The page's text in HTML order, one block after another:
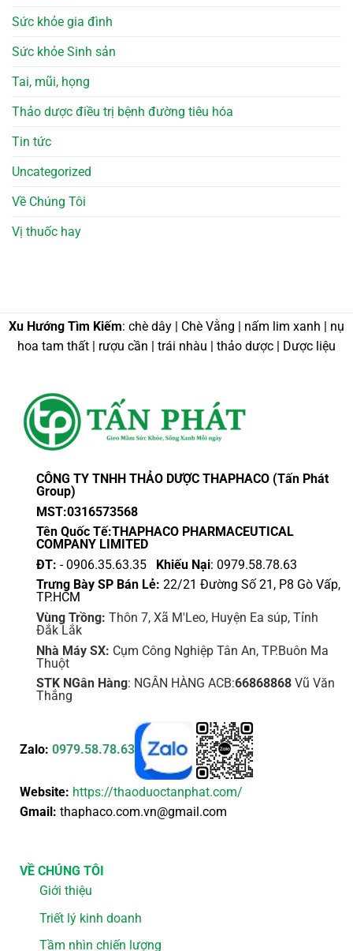
Sức khỏe gia đình
Sức khỏe Sinh sản
Tai, mũi, họng
Thảo dược điều trị bệnh đường tiêu hóa
Tin tức
Uncategorized
Về Chúng Tôi
Vị thuốc hay
Xu Hướng Tìm Kiếm: chè dây | Chè Vằng | nấm lim xanh | nụ
hoa tam thất | rượu cần | trái nhàu | thảo dược | Dược liệu
CÔNG TY TNHH THẢO DƯỢC THAPHACO (Tấn Phát
Group)
MST:0316573568
Tên Quốc Tế:THAPHACO PHARMACEUTICAL
COMPANY LIMITED
ĐT: - 0906.35.63.35 Khiếu Nại: 0979.58.78.63
Trưng Bày SP Bán Lẻ: 22/21 Đường Số 21, P8 Gò Vấp,
TP.HCM
Vùng Trồng: Thôn 7, Xã M'Leo, Huyện Ea súp, Tỉnh
Đắk Lắk
Nhà Máy SX: Cụm Công Nghiệp Tân An, TP.Buôn Ma
Thuột
STK NGân Hàng: NGÂN HÀNG ACB:66868868Vũ Văn
Thắng
Zalo: 0979.58.78.63
Website: https://thaoduoctanphat.com/
Gmail: thaphaco.com.vn@gmail.com
VỀ CHÚNG TÔI
Giới thiệu
Triết lý kinh doanh
Tầm nhìn chiến lượng